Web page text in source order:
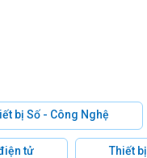
bị Số - Công Nghệ
tử Thiết